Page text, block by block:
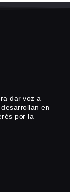
dar voz a
en
por la